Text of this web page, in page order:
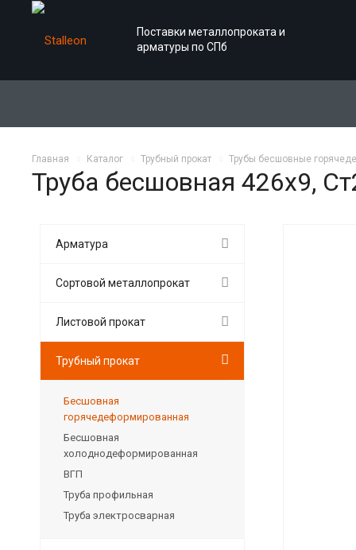
Поставки металлопроката и
арматуры по СПб
Главная Каталог Трубный прокат Трубы бесшовные
Труба бесшовная 426х9,
Арматура
Сортовой металлопрокат
Листовой прокат
Трубный прокат
Бесшовная
горячедеформированная
Бесшовная
холоднодеформированная
ВГП
Труба профильная
Труба электросварная